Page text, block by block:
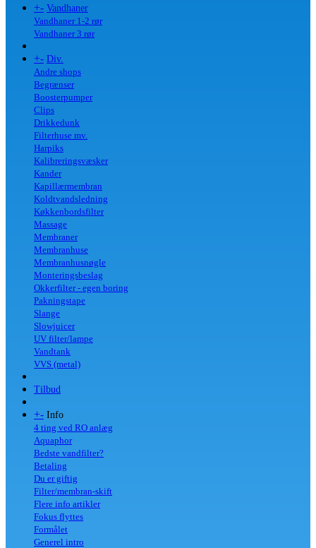
+- Vandhaner
Vandhaner 1-2 rør
Vandhaner 3 rør
+- Div.
Andre shops
Begrænser
Boosterpumper
Clips
Drikkedunk
Filterhuse mv.
Harpiks
Kalibreringsvæsker
Kander
Kapillærmembran
Koldtvandsledning
Køkkenbordsfilter
Massage
Membraner
Membranhuse
Membranhusnøgle
Monteringsbeslag
Okkerfilter - egen boring
Pakningstape
Slange
Slowjuicer
UV filter/lampe
Vandtank
VVS (metal)
Tilbud
+- Info
4 ting ved RO anlæg
Aquaphor
Bedste vandfilter?
Betaling
Du er giftig
Filter/membran-skift
Flere info artikler
Fokus flyttes
Formålet
Generel intro